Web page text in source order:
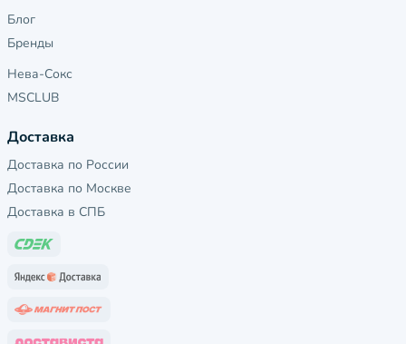
Блог
Бренды
Нева-Сокс
MSCLUB
Доставка
Доставка по России
Доставка по Москве
Доставка в СПБ